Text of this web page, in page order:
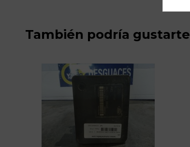
También podría gustarte